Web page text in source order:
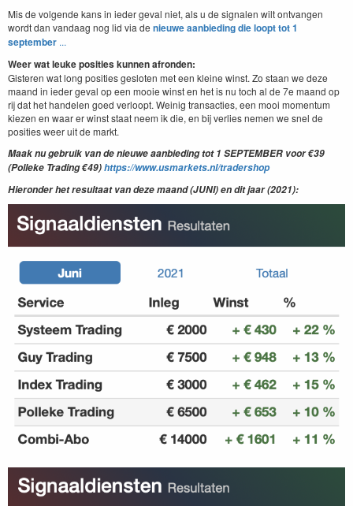
Mis de volgende kans in ieder geval niet, als u de signalen wilt ontvangen
wordt dan vandaag nog lid via de nieuwe aanbieding die loopt tot 1
september ...
Weer wat leuke posities kunnen afronden:
Gisteren wat long posities gesloten met een kleine winst. Zo staan we deze
maand in ieder geval op een mooie winst en het is nu toch al de 7e maand op
rij dat het handelen goed verloopt. Weinig transacties, een mooi momentum
kiezen en waar er winst staat neem ik die, en bij verlies nemen we snel de
posities weer uit de markt.
Maak nu gebruik van de nieuwe aanbieding tot 1 SEPTEMBER voor €39
(Polleke Trading €49)https://www.usmarkets.nl/tradershop
Hieronder het resultaat van deze maand (JUNI) en dit jaar (2021):